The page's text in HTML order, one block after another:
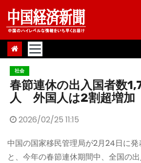
Skip
content
社会
春節連休の出入国者数
人 外国人は2割超増加
2026/02/25 11:15
中国の国家移民管理局が2月24日に
と、今年の春節連休期間中、全国の